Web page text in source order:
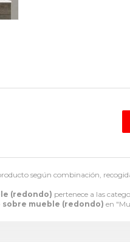
producto según combinación,
(redondo) pertenece a las
sobre mueble (redondo) en